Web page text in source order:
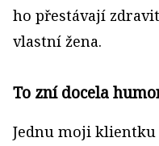
ho přestávají
vlastní žena.
To zní docela
Jednu moji klientku